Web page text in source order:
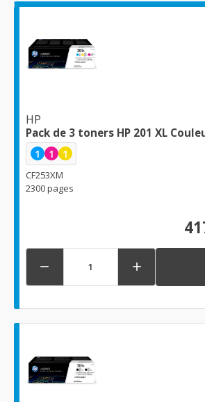
HP
Pack de 3 toners HP 201 XL
1 1 1
CF253XM
2300 pages
 